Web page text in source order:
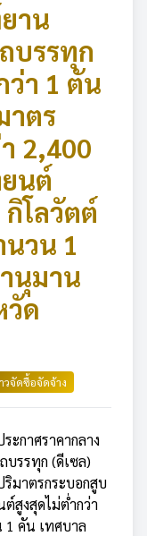
าน
บรรทุก
ว่า 1 ตัน
าตร
2,400
นต์
โลวัตต์
วน 1
นุมาน
วัด
วจัดซื้อจัดจ้าง
ะกาศราคากลาง
รรทุก (ดีเซล)
มาตรกระบอกสูบ
ต์สูงสุดไม่ต่ำกว่า
1 คัน เทศบาล